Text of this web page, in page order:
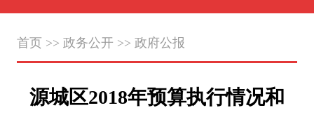
首页 >> 政务公开>> 政府公报
源城区2018年预算执行情况和